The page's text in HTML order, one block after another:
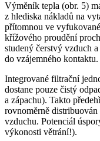
Výměník tepla (obr. 5)
z hlediska nákladů na
přítomnou ve
křížového proudění
studený čerstvý vzduch
do vzájemného kontaktu.
Integrované filtrační
dostane pouze čistý
a zápachu). Takto
rovnoměrně
vzduchu. Potenciál
výkonosti větrání!).